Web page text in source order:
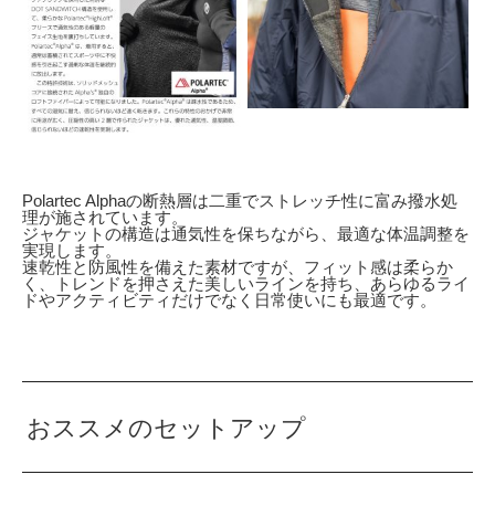
Polartec Alphaの断熱層は二重でストレッチ性に富み撥水処
理が施されています。
ジャケットの構造は通気性を保ちながら、最適な体温調整を
実現します。
速乾性と防風性を備えた素材ですが、フィット感は柔らか
く、トレンドを押さえた美しいラインを持ち、あらゆるライ
ドやアクティビティだけでなく日常使いにも最適です。
おススメのセットアップ